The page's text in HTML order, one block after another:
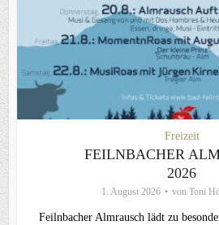
Freizeit
FEILNBACHER
2026
1. August 2026 von Toni
Feilnbacher Almrausch lädt zu